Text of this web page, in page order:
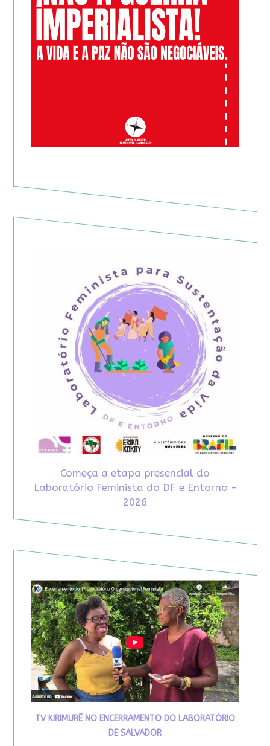
Começa a etapa presencial do
Laboratório Feminista do DF e Entorno -
2026
TV KIRIMURÊ NO ENCERRAMENTO DO LABORATÓRIO
DE SALVADOR